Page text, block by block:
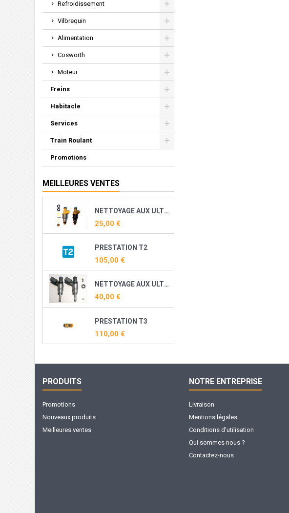
Refroidissement
Vilbrequin
Alimentation
Cosworth
Moteur
Freins
Habitacle
Services
Train Roulant
Promotions
MEILLEURES VENTES
NETTOYAGE AUX ULTRASONS ET RECONDITIONNEMENT DE VOS INJECTEURS ESSENCE
25,00 €
PRESTATION T2
105,00 €
NETTOYAGE AUX ULTRASONS ET RECONDITIONNEMENT DE VOS INJECTEURS DIRECT ESSENCE ( TFSI, TSI, THP, TCE ...)
40,00 €
PRESTATION T3
110,00 €
PRODUITS
Promotions
Nouveaux produits
Meilleures ventes
NOTRE ENTREPRISE
Livraison
Mentions légales
Conditions d'utilisation
Qui sommes nous ?
Contactez-nous